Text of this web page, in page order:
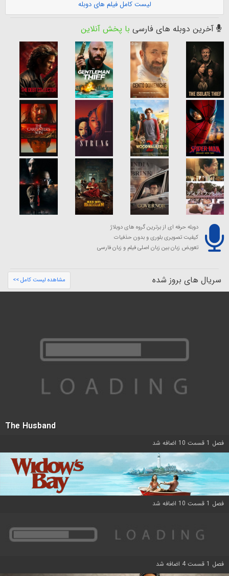
لیست کامل فیلم های دوبله
آخرین دوبله های فارسی با پخش آنلاین
دوبله حرفه ای از برترین گروه های دوبلاژ
کیفیت تصویری بلوری و بدون حذفیات
تعویض زبان بین زبان اصلی فیلم و زبان فارسی
سریال های بروز شده مشاهده لیست کامل >>
The Husband
فصل 1 قسمت 10 اضافه شد
فصل 1 قسمت 10 اضافه شد
فصل 1 قسمت 4 اضافه شد